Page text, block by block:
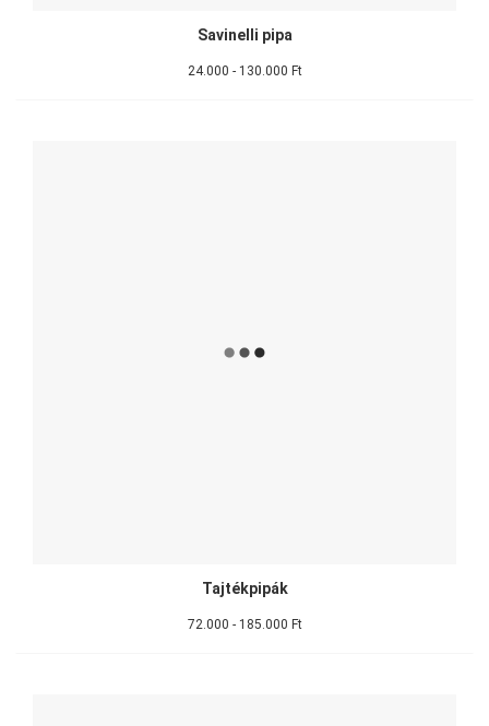
Savinelli pipa
24.000 - 130.000 Ft
Tajtékpipák
72.000 - 185.000 Ft